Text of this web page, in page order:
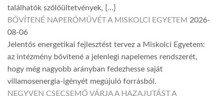
találhatók szőlőültetvények, […]
BŐVÍTENÉ NAPERŐMŰVÉT A MISKOLCI EGYETEM 2026-
08-06
Jelentős energetikai fejlesztést tervez a Miskolci Egyetem:
az intézmény bővítené a jelenlegi napelemes rendszerét,
hogy még nagyobb arányban fedezhesse saját
villamosenergia-igényét megújuló forrásból.
NEGYVEN CSECSEMŐ VÁRJA A HAZAJUTÁST A